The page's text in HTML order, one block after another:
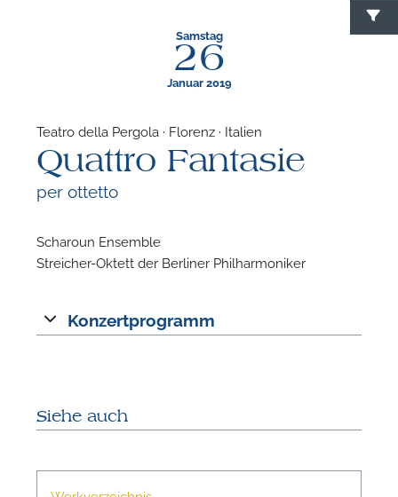
Samstag
26
Januar 2019
Teatro della Pergola · Florenz · Italien
Quattro Fantasie
per ottetto
Scharoun Ensemble
Streicher-Oktett der Berliner Philharmoniker
Konzertprogramm
Siehe auch